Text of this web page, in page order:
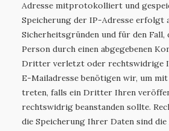
Adresse mitprotokolliert und
Speicherung der IP-Adresse erfolgt
Sicherheitsgründen und für den Fall,
Person durch einen abgegebenen
Dritter verletzt oder rechtswidrige
E-Mailadresse benötigen wir, um
treten, falls ein Dritter Ihren
rechtswidrig beanstanden sollte.
die Speicherung Ihrer Daten sind die